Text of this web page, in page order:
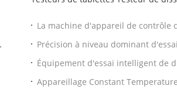
La machine d'appareil de contrôle
à LED le contrôle automatique de
Précision à niveau dominant
Gelatin Gel
Équipement d'essai intelligent de
désintégration de Tablette d'OIN
Appareillage Constant